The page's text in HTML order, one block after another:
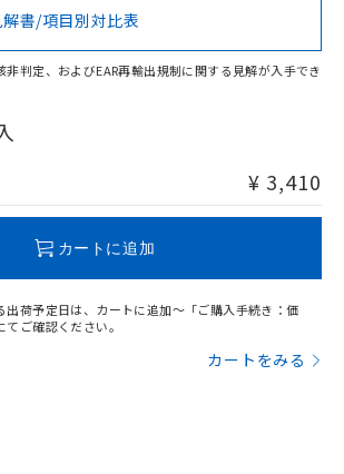
O
が混在する可能性があります。
い。
書/項目別対比表
非判定、およびEAR再輸出規制に関する見解が入手でき
¥ 3,410
カートに追加
出荷予定日は、カートに追加～「ご購入手続き：価
ご確認ください。
カートをみる